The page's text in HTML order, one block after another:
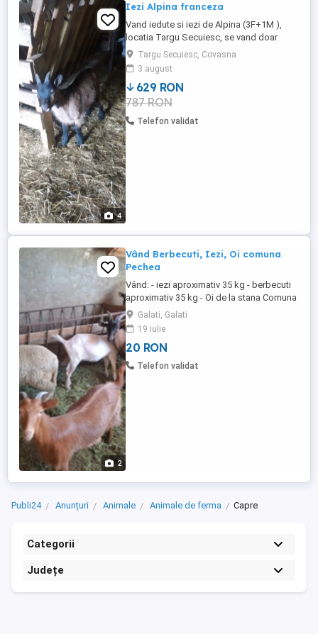
4
Iezi Alpina franceza
Vand iedute si iezi de Alpina (3F+1M ),
locatia Targu Secuiesc, se vand doar
impreuna, NU AU certificat
Targu Secuiesc, Covasna
3 august
629 RON
787 RON
Telefon validat
2
Vând Berbecuti, Iezi, Oi comuna
Pechea
Vând: - iezi aproximativ 35 kg - berbecuti
aproximativ 35 kg - Oi de la stana Comuna
Pechea
Galati, Galati
19 iulie
20 RON
Telefon validat
Publi24 Anunțuri Animale Animale de ferma Capre
Categorii
Județe